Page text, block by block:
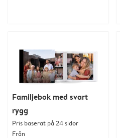
Familjebok med svart
rygg
Pris baserat på 24 sidor
Från